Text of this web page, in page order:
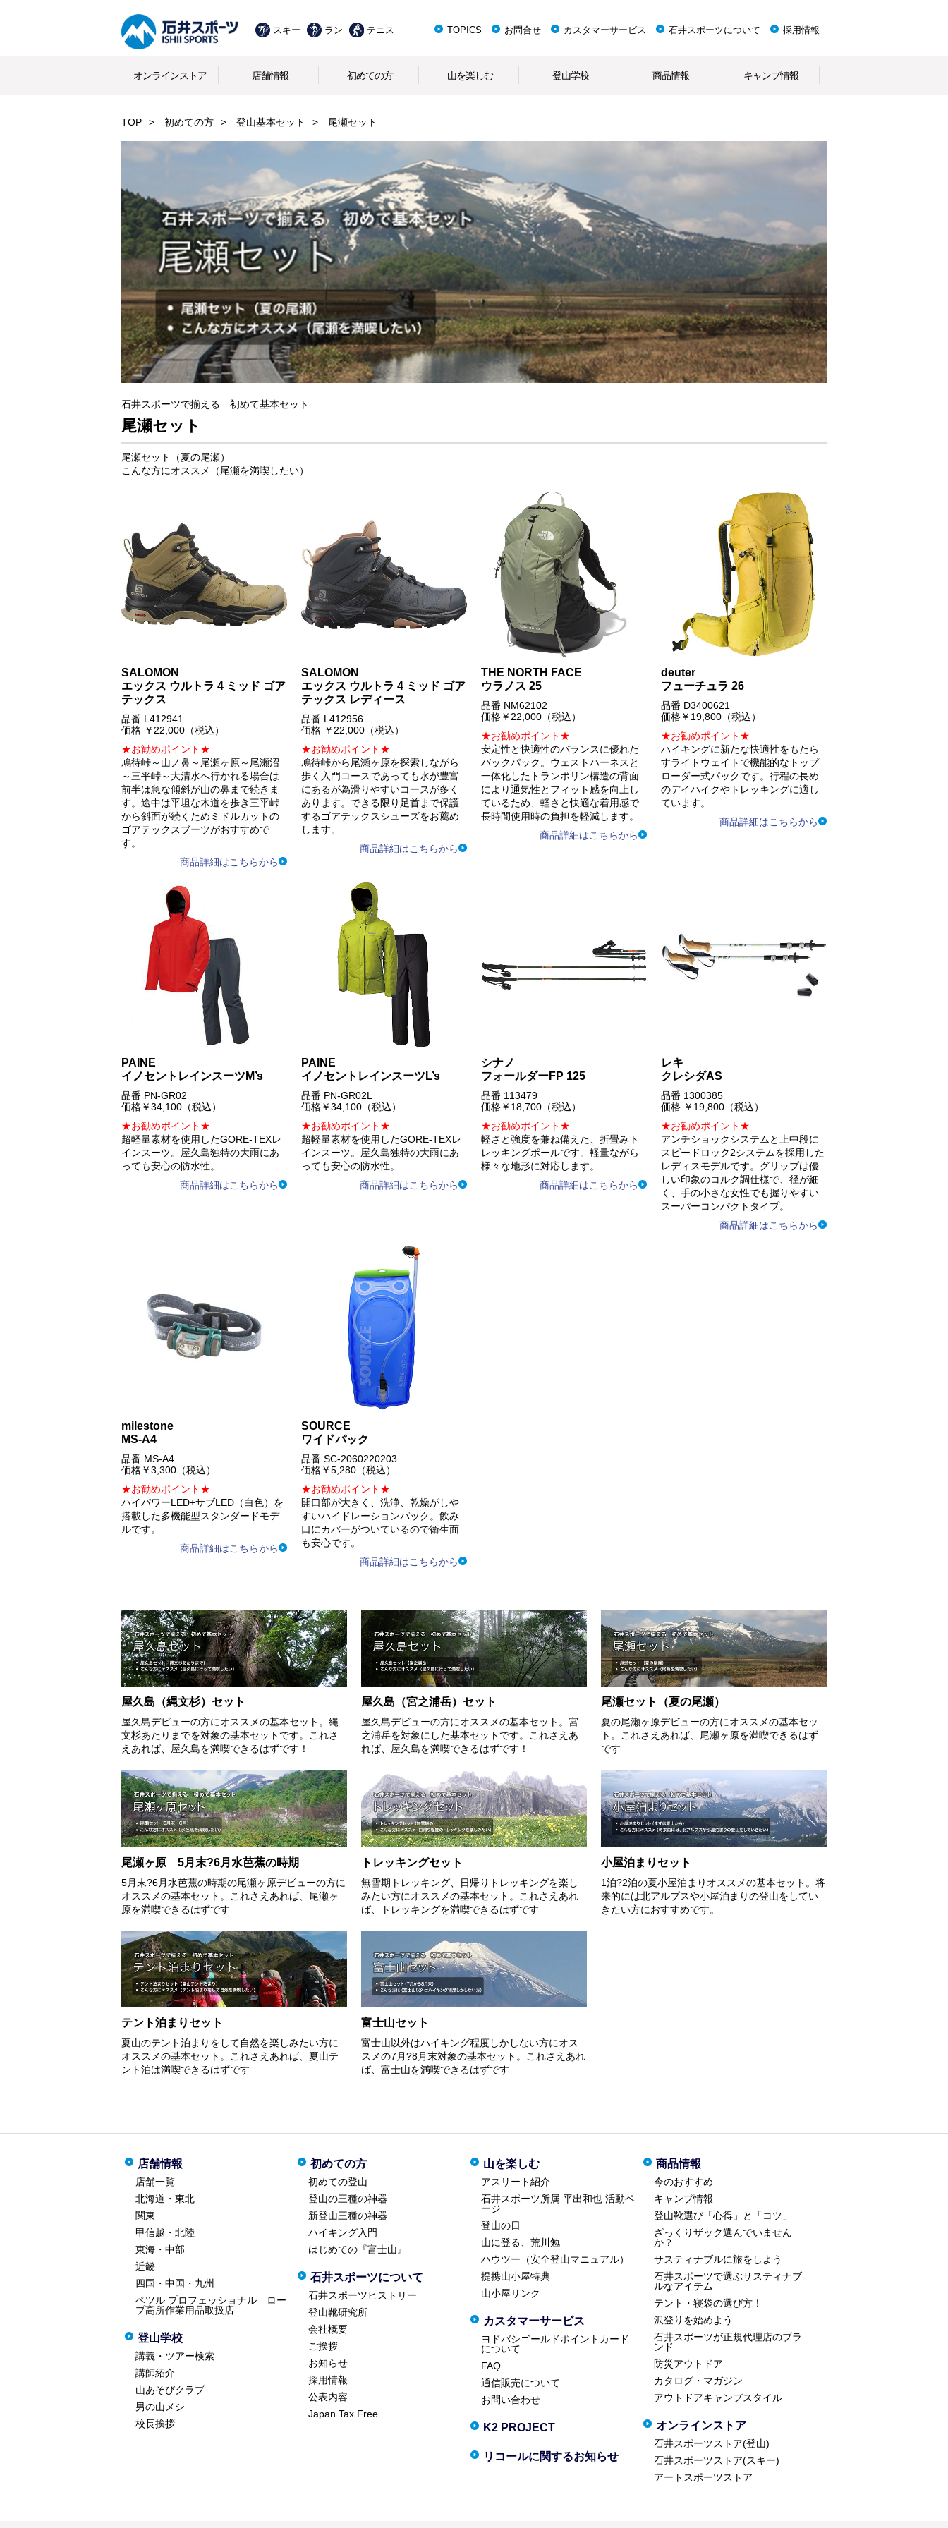
スキー ラン テニス TOPICS お問合せ カスタマーサービス 石井スポーツについて 採用情報
オンラインストア 店舗情報 初めての方 山を楽しむ 登山学校 商品情報 キャンプ情報
TOP 初めての方 登山基本セット 尾瀬セット
石井スポーツで揃える 初めて基本セット
尾瀬セット
尾瀬セット（夏の尾瀬）
こんな方にオススメ（尾瀬を満喫したい）
SALOMON
エックス ウルトラ 4 ミッド ゴア
テックス
品番 L412941
価格 ￥22,000（税込）
★お勧めポイント★
鳩待峠～山ノ鼻～尾瀬ヶ原～尾瀬沼
～三平峠～大清水へ行かれる場合は
前半は急な傾斜が山の鼻まで続きま
す。途中は平坦な木道を歩き三平峠
から斜面が続くためミドルカットの
ゴアテックスブーツがおすすめで
す。
商品詳細はこちらから
SALOMON
エックス ウルトラ 4 ミッド ゴア
テックス レディース
品番 L412956
価格 ￥22,000（税込）
★お勧めポイント★
鳩待峠から尾瀬ヶ原を探索しながら
歩く入門コースであっても水が豊富
にあるが為滑りやすいコースが多く
あります。できる限り足首まで保護
するゴアテックスシューズをお薦め
します。
商品詳細はこちらから
THE NORTH FACE
ウラノス 25
品番 NM62102
価格￥22,000（税込）
★お勧めポイント★
安定性と快適性のバランスに優れた
バックパック。ウェストハーネスと
一体化したトランポリン構造の背面
により通気性とフィット感を向上し
ているため、軽さと快適な着用感で
長時間使用時の負担を軽減します。
商品詳細はこちらから
deuter
フューチュラ 26
品番 D3400621
価格￥19,800（税込）
★お勧めポイント★
ハイキングに新たな快適性をもたら
すライトウェイトで機能的なトップ
ローダー式パックです。行程の長め
のデイハイクやトレッキングに適し
ています。
商品詳細はこちらから
PAINE
イノセントレインスーツM’s
品番 PN-GR02
価格￥34,100（税込）
★お勧めポイント★
超軽量素材を使用したGORE-TEXレ
インスーツ。屋久島独特の大雨にあ
っても安心の防水性。
商品詳細はこちらから
PAINE
イノセントレインスーツL’s
品番 PN-GR02L
価格￥34,100（税込）
★お勧めポイント★
超軽量素材を使用したGORE-TEXレ
インスーツ。屋久島独特の大雨にあ
っても安心の防水性。
商品詳細はこちらから
シナノ
フォールダーFP 125
品番 113479
価格￥18,700（税込）
★お勧めポイント★
軽さと強度を兼ね備えた、折畳みト
レッキングポールです。軽量ながら
様々な地形に対応します。
商品詳細はこちらから
レキ
クレシダAS
品番 1300385
価格 ￥19,800（税込）
★お勧めポイント★
アンチショックシステムと上中段に
スピードロック2システムを採用した
レディスモデルです。グリップは優
しい印象のコルク調仕様で、径が細
く、手の小さな女性でも握りやすい
スーパーコンパクトタイプ。
商品詳細はこちらから
milestone
MS-A4
品番 MS-A4
価格￥3,300（税込）
★お勧めポイント★
ハイパワーLED+サブLED（白色）を
搭載した多機能型スタンダードモデ
ルです。
商品詳細はこちらから
SOURCE
ワイドパック
品番 SC-2060220203
価格￥5,280（税込）
★お勧めポイント★
開口部が大きく、洗浄、乾燥がしや
すいハイドレーションパック。飲み
口にカバーがついているので衛生面
も安心です。
商品詳細はこちらから
屋久島（縄文杉）セット
屋久島デビューの方にオススメの基本セット。縄
文杉あたりまでを対象の基本セットです。これさ
えあれば、屋久島を満喫できるはずです！
屋久島（宮之浦岳）セット
屋久島デビューの方にオススメの基本セット。宮
之浦岳を対象にした基本セットです。これさえあ
れば、屋久島を満喫できるはずです！
尾瀬セット（夏の尾瀬）
夏の尾瀬ヶ原デビューの方にオススメの基本セッ
ト。これさえあれば、尾瀬ヶ原を満喫できるはず
です
尾瀬ヶ原 5月末?6月水芭蕉の時期
5月末?6月水芭蕉の時期の尾瀬ヶ原デビューの方に
オススメの基本セット。これさえあれば、尾瀬ヶ
原を満喫できるはずです
トレッキングセット
無雪期トレッキング、日帰りトレッキングを楽し
みたい方にオススメの基本セット。これさえあれ
ば、トレッキングを満喫できるはずです
小屋泊まりセット
1泊?2泊の夏小屋泊まりオススメの基本セット。将
来的には北アルプスや小屋泊まりの登山をしてい
きたい方におすすめです。
テント泊まりセット
夏山のテント泊まりをして自然を楽しみたい方に
オススメの基本セット。これさえあれば、夏山テ
ント泊は満喫できるはずです
富士山セット
富士山以外はハイキング程度しかしない方にオス
スメの7月?8月末対象の基本セット。これさえあれ
ば、富士山を満喫できるはずです
店舗情報
店舗一覧
北海道・東北
関東
甲信越・北陸
東海・中部
近畿
四国・中国・九州
ペツル プロフェッショナル ロー
プ高所作業用品取扱店
登山学校
講義・ツアー検索
講師紹介
山あそびクラブ
男の山メシ
校長挨拶
初めての方
初めての登山
登山の三種の神器
新登山三種の神器
ハイキング入門
はじめての『富士山』
石井スポーツについて
石井スポーツヒストリー
登山靴研究所
会社概要
ご挨拶
お知らせ
採用情報
公表内容
Japan Tax Free
山を楽しむ
アスリート紹介
石井スポーツ所属 平出和也 活動ペ
ージ
登山の日
山に登る、荒川勉
ハウツー（安全登山マニュアル）
提携山小屋特典
山小屋リンク
カスタマーサービス
ヨドバシゴールドポイントカード
について
FAQ
通信販売について
お問い合わせ
K2 PROJECT
リコールに関するお知らせ
商品情報
今のおすすめ
キャンプ情報
登山靴選び「心得」と「コツ」
ざっくりザック選んでいません
か？
サスティナブルに旅をしよう
石井スポーツで選ぶサスティナブ
ルなアイテム
テント・寝袋の選び方！
沢登りを始めよう
石井スポーツが正規代理店のブラ
ンド
防災アウトドア
カタログ・マガジン
アウトドアキャンプスタイル
オンラインストア
石井スポーツストア(登山)
石井スポーツストア(スキー)
アートスポーツストア